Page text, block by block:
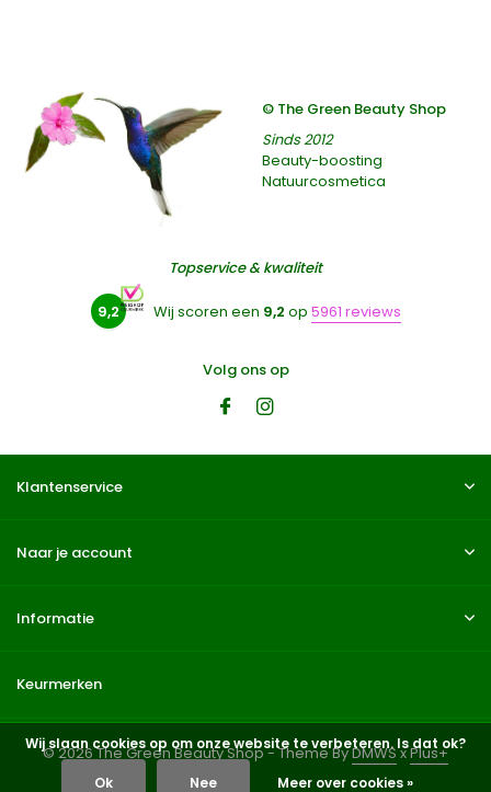
© The Green Beauty Shop
Sinds 2012
Beauty-boosting
Natuurcosmetica
Topservice & kwaliteit
9,2 Wij scoren een 9,2 op 5961 reviews
Volg ons op
Klantenservice
Naar je account
Informatie
Keurmerken
© 2026 The Green Beauty Shop - Theme ByDMWSxPlus+
Wij slaan cookies op om onze website te verbeteren. Is dat ok?
Ok Nee Meer over cookies »